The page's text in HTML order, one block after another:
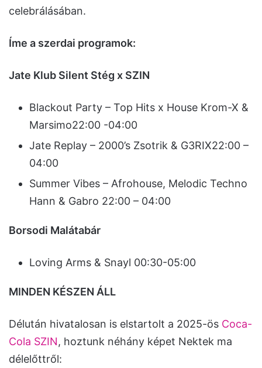
celebrálásában.
Íme a szerdai programok:
Jate Klub Silent Stég x SZIN
Blackout Party – Top Hits x House Krom-X &
Marsimo22:00 -04:00
Jate Replay – 2000’s Zsotrik & G3RIX22:00 –
04:00
Summer Vibes – Afrohouse, Melodic Techno
Hann & Gabro 22:00 – 04:00
Borsodi Malátabár
Loving Arms & Snayl 00:30-05:00
MINDEN KÉSZEN ÁLL
Délután hivatalosan is elstartolt a 2025-ös Coca-
Cola SZIN, hoztunk néhány képet Nektek ma
délelőttről: